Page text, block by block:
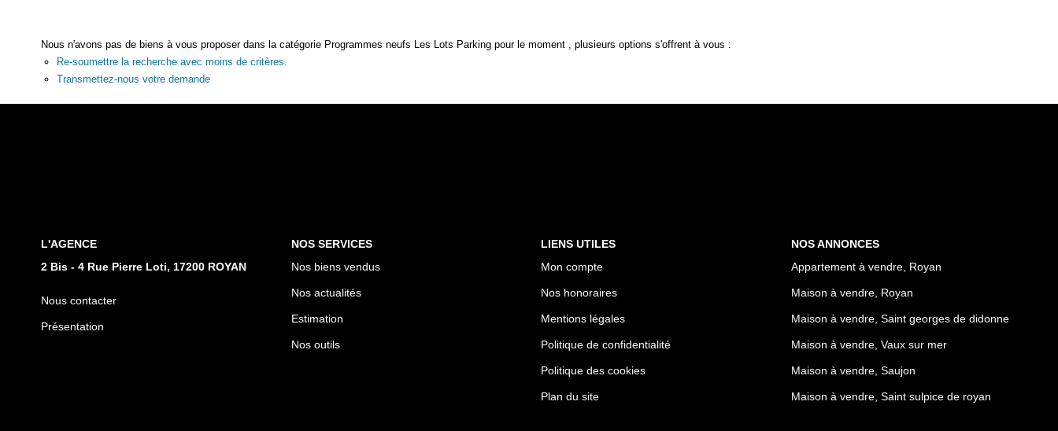
Nous n'avons pas de biens à vous proposer dans la catégorie Programmes neufs Les Lots Parking pour le moment , plusieurs options s'offrent à vous :
Re-soumettre la recherche avec moins de critères.
Transmettez-nous votre demande
L'AGENCE
2 Bis - 4 Rue Pierre Loti, 17200 ROYAN
Nous contacter
Présentation
NOS SERVICES
Nos biens vendus
Nos actualités
Estimation
Nos outils
LIENS UTILES
Mon compte
Nos honoraires
Mentions légales
Politique de confidentialité
Politique des cookies
Plan du site
NOS ANNONCES
Appartement à vendre, Royan
Maison à vendre, Royan
Maison à vendre, Saint georges de didonne
Maison à vendre, Vaux sur mer
Maison à vendre, Saujon
Maison à vendre, Saint sulpice de royan